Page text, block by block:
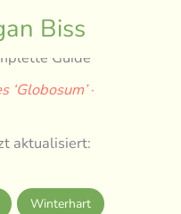
Biss
Guide
‘Globosum’·
aktualisiert:
Winterhart